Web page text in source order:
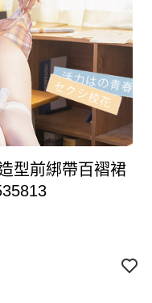
型前綁帶百褶裙